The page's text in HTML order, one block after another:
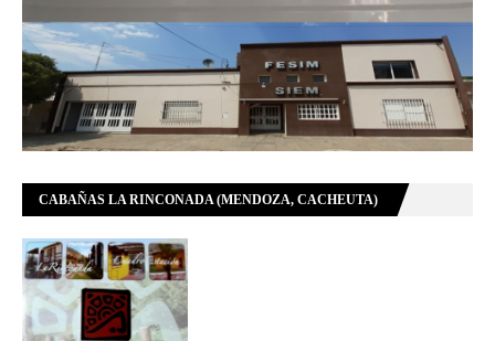
CABAÑAS LA RINCONADA (MENDOZA, CACHEUTA)